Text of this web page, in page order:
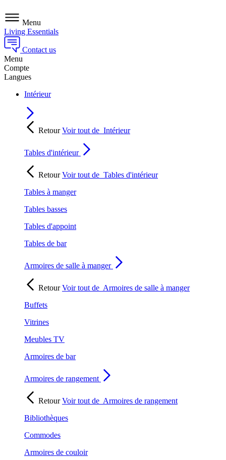
Menu
Living Essentials
Contact us
Menu
Compte
Langues
Intérieur
RetourVoir tout de Intérieur
Tables d'intérieur
RetourVoir tout de Tables d'intérieur
Tables à manger
Tables basses
Tables d'appoint
Tables de bar
Armoires de salle à manger
RetourVoir tout de Armoires de salle à manger
Buffets
Vitrines
Meubles TV
Armoires de bar
Armoires de rangement
RetourVoir tout de Armoires de rangement
Bibliothèques
Commodes
Armoires de couloir